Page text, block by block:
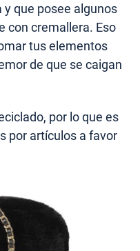
y que posee algunos
con cremallera. Eso
tus elementos
de que se caigan
por lo que es
por artículos a favor